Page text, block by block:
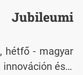
hétfő - magyar
és a